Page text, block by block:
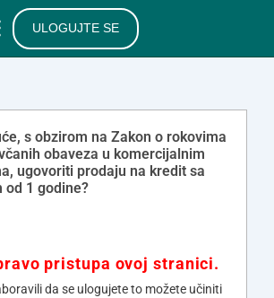
ULOGUJTE SE
s obzirom na Zakon o rokovima
obaveza u komercijalnim
ugovoriti prodaju na kredit sa
od 1 godine?
pristupa ovoj stranici.
da se ulogujete to možete učiniti